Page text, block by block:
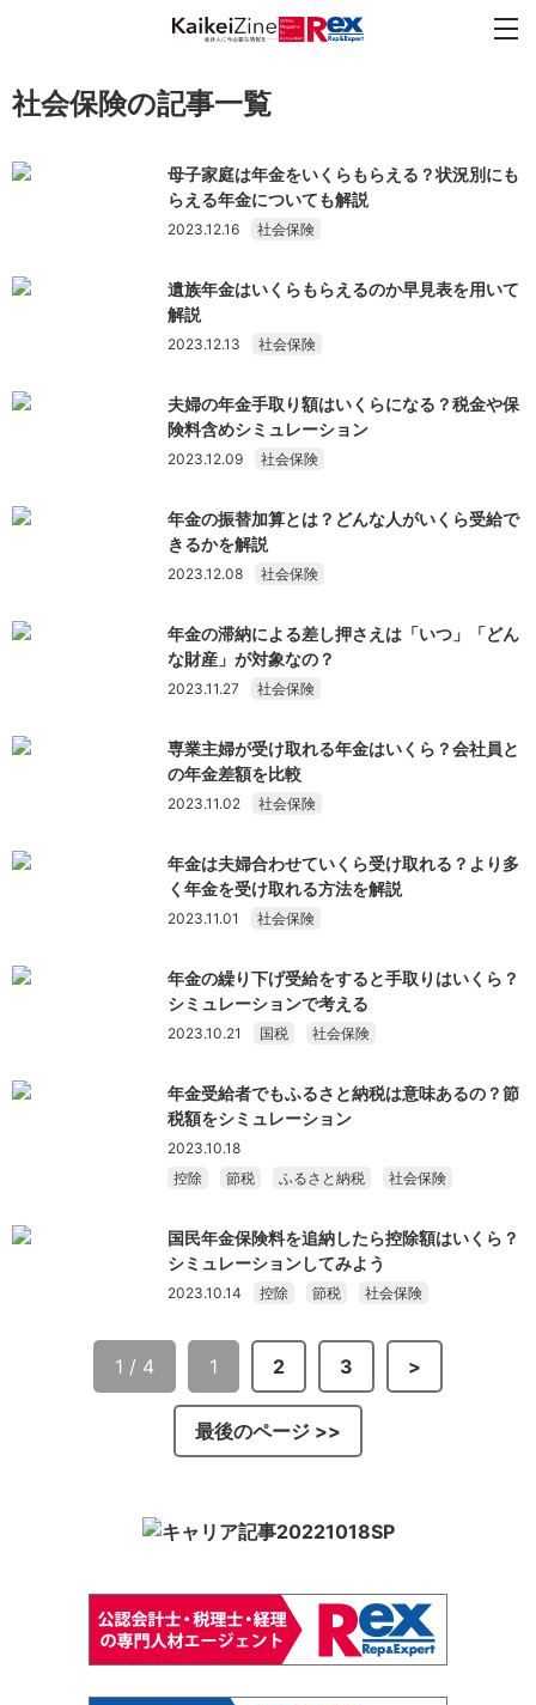
社会保険の記事一覧
母子家庭は年金をいくらもらえる？状況別にも
らえる年金についても解説
2023.12.16 社会保険
遺族年金はいくらもらえるのか早見表を用いて
解説
2023.12.13 社会保険
夫婦の年金手取り額はいくらになる？税金や保
険料含めシミュレーション
2023.12.09 社会保険
年金の振替加算とは？どんな人がいくら受給で
きるかを解説
2023.12.08 社会保険
年金の滞納による差し押さえは「いつ」「どん
な財産」が対象なの？
2023.11.27 社会保険
専業主婦が受け取れる年金はいくら？会社員と
の年金差額を比較
2023.11.02 社会保険
年金は夫婦合わせていくら受け取れる？より多
く年金を受け取れる方法を解説
2023.11.01 社会保険
年金の繰り下げ受給をすると手取りはいくら？
シミュレーションで考える
2023.10.21 国税 社会保険
年金受給者でもふるさと納税は意味あるの？節
税額をシミュレーション
2023.10.18
控除
節税 ふるさと納税 社会保険
国民年金保険料を追納したら控除額はいくら？
シミュレーションしてみよう
2023.10.14 控除 節税 社会保険
1 / 4 1 2 3 >
最後のページ >>